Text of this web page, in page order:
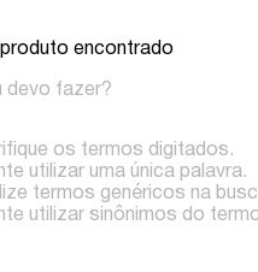
produto encontrado
devo fazer?
os termos digitados.
utilizar uma única palavra.
termos genéricos na
utilizar sinônimos do